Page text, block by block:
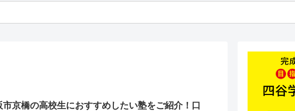
市京橋の高校生におすすめしたい塾をご紹介！口